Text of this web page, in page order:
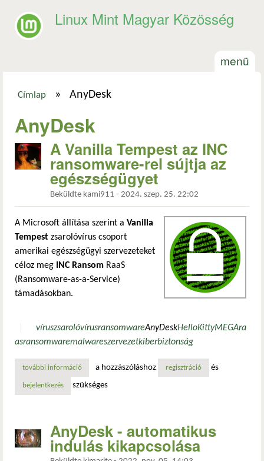
Linux Mint Magyar Közösség
menü
Címlap » AnyDesk
AnyDesk
A Vanilla Tempest az INC
ransomware-rel sújtja az
egészségügyet
Beküldte kami911 - 2024. szep. 25. 22:02
A Microsoft állítása szerint a Vanilla
Tempest zsarolóvírus csoport
amerikai egészségügyi szervezeteket
céloz meg INC Ransom RaaS
(Ransomware-as-a-Service)
támadásokban.
víruszsarolóvírusransomwareAnyDeskHelloKittyMEGAra
asransomwaremalwareszervezetkiberbiztonság
további információa vanilla tempest az inc ransomware-rel sújtja az
a hozzászóláshoz regisztráció és
bejelentkezés szükséges
AnyDesk - automatikus
indulás kikapcsolása